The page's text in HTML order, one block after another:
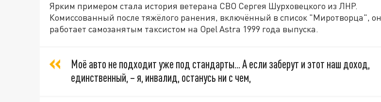
Ярким примером стала история ветерана СВО Сергея Шурховецкого из ЛНР.
Комиссованный после тяжёлого ранения, включённый в список "Миротворца", он
работает самозанятым таксистом на Opel Astra 1999 года выпуска.
Моё авто не подходит уже под стандарты... А если заберут и этот наш доход,
единственный, – я, инвалид, останусь ни с чем,